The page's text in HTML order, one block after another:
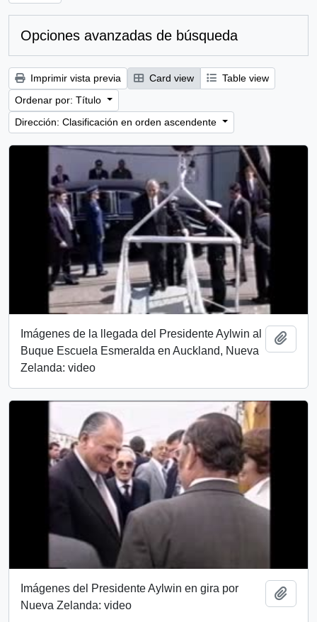
Opciones avanzadas de búsqueda
Imprimir vista previa Card view
Table view
Ordenar por: Título
Dirección: Clasificación en orden ascendente
Imágenes de la llegada del Presidente Aylwin al
Buque Escuela Esmeralda en Auckland, Nueva
Zelanda: video
Imágenes del Presidente Aylwin en gira por
Nueva Zelanda: video